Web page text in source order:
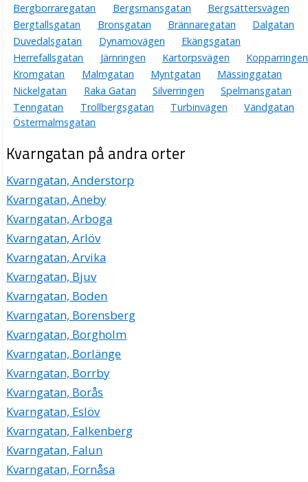
Bergborraregatan Bergsmansgatan
Bergsättersvägen
Bergtallsgatan
Bronsgatan Brännaregatan
Dalgatan
Duvedalsgatan
Dynamovägen
Ekängsgatan
Herrefallsgatan
Järnringen Kartorpsvägen
Kopparringen
Kromgatan
Malmgatan Myntgatan
Mässinggatan
Nickelgatan
Raka Gatan Silverringen
Spelmansgatan
Tenngatan
Trollbergsgatan Turbinvägen
Vändgatan
Östermalmsgatan
Kvarngatan på andra orter
Kvarngatan, Anderstorp
Kvarngatan, Aneby
Kvarngatan, Arboga
Kvarngatan, Arlöv
Kvarngatan, Arvika
Kvarngatan, Bjuv
Kvarngatan, Boden
Kvarngatan, Borensberg
Kvarngatan, Borgholm
Kvarngatan, Borlänge
Kvarngatan, Borrby
Kvarngatan, Borås
Kvarngatan, Eslöv
Kvarngatan, Falkenberg
Kvarngatan, Falun
Kvarngatan, Fornåsa